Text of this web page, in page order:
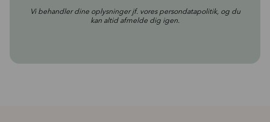
Vi behandler dine oplysninger jf. vorespersondatapolitik, og du
kan altid afmelde dig igen.